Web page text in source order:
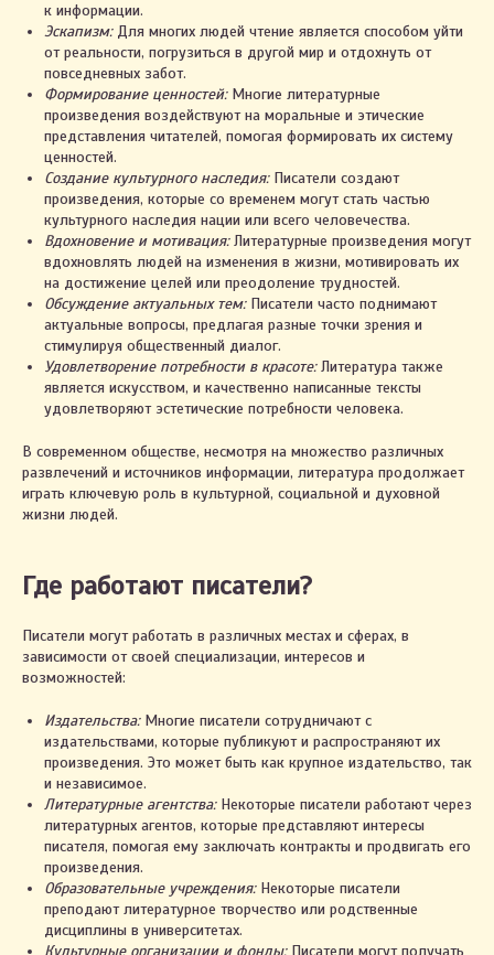
к информации.
Эскапизм:Для многих людей чтение является способом уйти
от реальности, погрузиться в другой мир и отдохнуть от
повседневных забот.
Формирование ценностей:Многие литературные
произведения воздействуют на моральные и этические
представления читателей, помогая формировать их систему
ценностей.
Создание культурного наследия:Писатели создают
произведения, которые со временем могут стать частью
культурного наследия нации или всего человечества.
Вдохновение и мотивация:Литературные произведения могут
вдохновлять людей на изменения в жизни, мотивировать их
на достижение целей или преодоление трудностей.
Обсуждение актуальных тем:Писатели часто поднимают
актуальные вопросы, предлагая разные точки зрения и
стимулируя общественный диалог.
Удовлетворение потребности в красоте:Литература также
является искусством, и качественно написанные тексты
удовлетворяют эстетические потребности человека.
В современном обществе, несмотря на множество различных
развлечений и источников информации, литература продолжает
играть ключевую роль в культурной, социальной и духовной
жизни людей.
Где работают писатели?
Писатели могут работать в различных местах и сферах, в
зависимости от своей специализации, интересов и
возможностей:
Издательства:Многие писатели сотрудничают с
издательствами, которые публикуют и распространяют их
произведения. Это может быть как крупное издательство, так
и независимое.
Литературные агентства:Некоторые писатели работают через
литературных агентов, которые представляют интересы
писателя, помогая ему заключать контракты и продвигать его
произведения.
Образовательные учреждения:Некоторые писатели
преподают литературное творчество или родственные
дисциплины в университетах.
Культурные организации и фонды:Писатели могут получать